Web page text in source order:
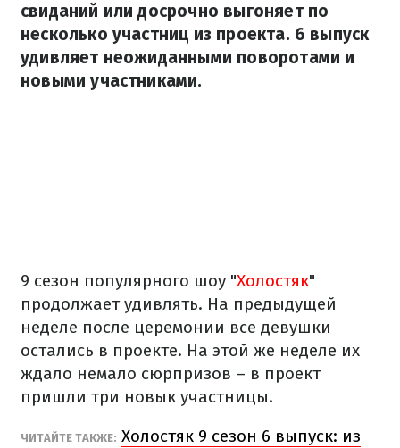
свиданий или досрочно выгоняет по
несколько участниц из проекта. 6 выпуск
удивляет неожиданными поворотами и
новыми участниками.
9 сезон популярного шоу "Холостяк"
продолжает удивлять. На предыдущей
неделе после церемонии все девушки
остались в проекте. На этой же неделе их
ждало немало сюрпризов – в проект
пришли три новык участницы.
ЧИТАЙТЕ ТАКЖЕ: Холостяк 9 сезон 6 выпуск: из